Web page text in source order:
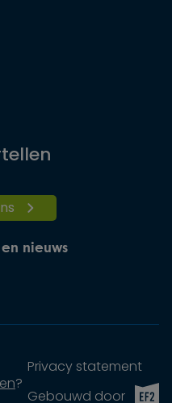
nieuws
?
Privacy statement
Gebouwd doorEF2